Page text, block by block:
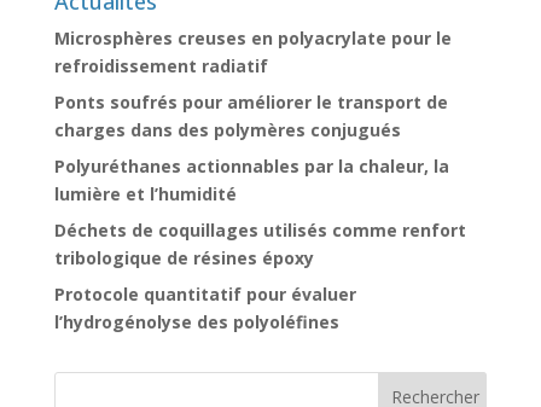
Microsphères creuses en polyacrylate pour le
refroidissement radiatif
Ponts soufrés pour améliorer le transport de
charges dans des polymères conjugués
Polyuréthanes actionnables par la chaleur, la
lumière et l’humidité
Déchets de coquillages utilisés comme renfort
tribologique de résines époxy
Protocole quantitatif pour évaluer
l’hydrogénolyse des polyoléfines